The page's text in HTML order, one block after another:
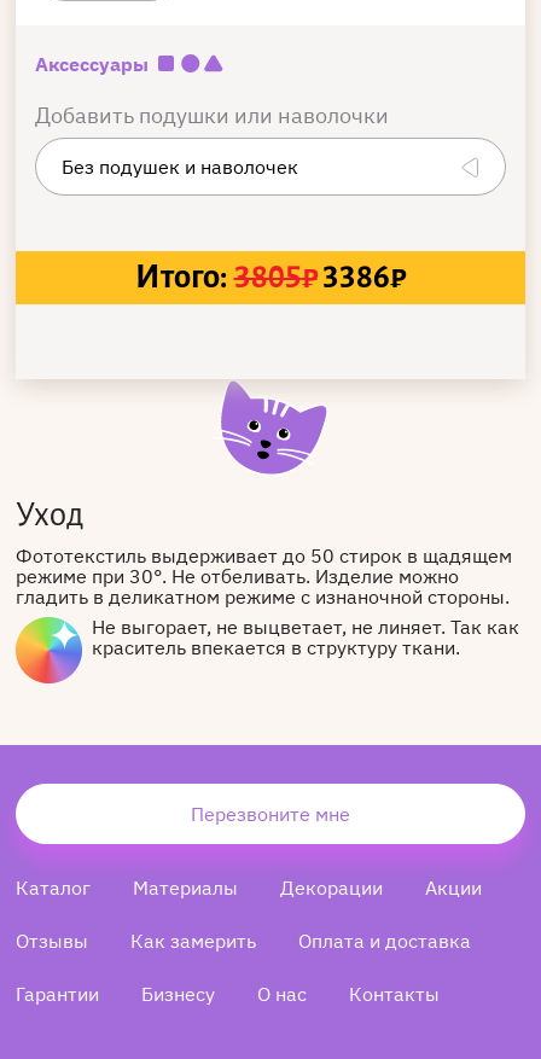
Аксессуары
Добавить подушки или наволочки
Итого: 3805₽3386₽
Уход
Фототекстиль выдерживает до 50 стирок в щадящем
режиме при 30°. Не отбеливать. Изделие можно
гладить в деликатном режиме с изнаночной стороны.
Не выгорает, не выцветает, не линяет. Так как
краситель впекается в структуру ткани.
Перезвоните мне
Каталог Материалы Декорации Акции
Отзывы Как замерить Оплата и доставка
Гарантии Бизнесу О нас Контакты